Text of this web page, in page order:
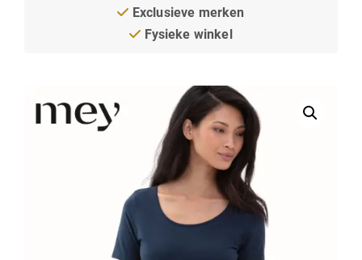
Exclusieve merken
Fysieke winkel